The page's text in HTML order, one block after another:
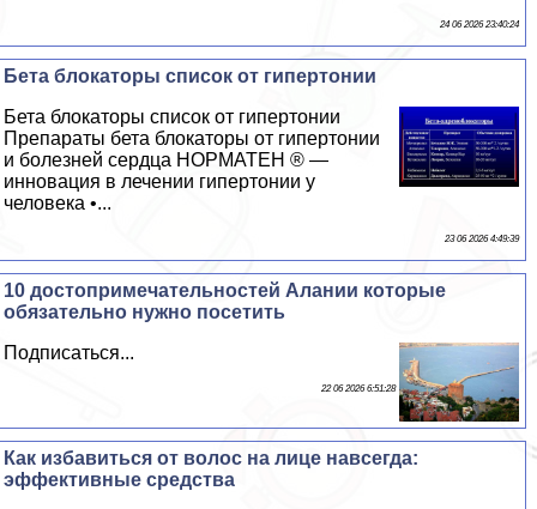
24 06 2026 23:40:24
Бета блокаторы список от гипертонии
Бета блокаторы список от гипертонии
Препараты бета блокаторы от гипертонии
и болезней сердца НОРМАТЕН ® —
инновация в лечении гипертонии у
человека •...
23 06 2026 4:49:39
10 достопримечательностей Алании которые
обязательно нужно посетить
Подписаться...
22 06 2026 6:51:28
Как избавиться от волос на лице навсегда:
эффективные средства